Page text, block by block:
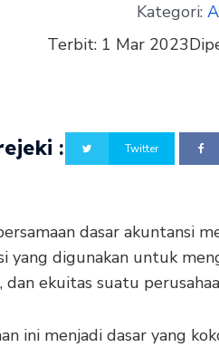
Kategori:
Terbit: 1 Mar 2023
: Twitter
dasar akuntansi
yang digunakan untuk
dan ekuitas suatu
ini menjadi dasar yang